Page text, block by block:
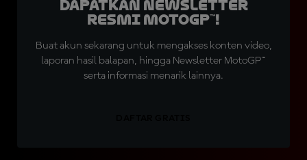
Dapatkan Newsletter
Resmi MotoGP™!
Buat akun sekarang untuk mengakses konten video,
laporan hasil balapan, hingga Newsletter MotoGP™
serta informasi menarik lainnya.